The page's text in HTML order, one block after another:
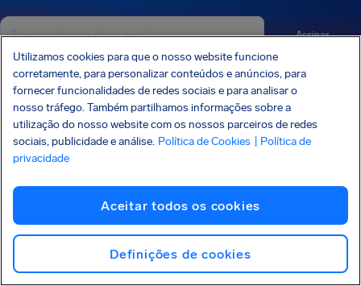
Assinar
Eu gostaria de receber e-mails da AirHelp e concordo com aDeclaração de
Privacidade.
A AirHelp é membro da Associação dos Defensores dos Direitos dos Passageiros
(Association of Passenger Rights Advocates - APRA), cuja missão é promover e
CONHEÇA SEUS DIREITOS
Utilizamos cookies para que o nosso website funcione
corretamente, para personalizar conteúdos e anúncios, para
fornecer funcionalidades de redes sociais e para analisar o
nosso tráfego. Também partilhamos informações sobre a
utilização do nosso website com os nossos parceiros de redes
sociais, publicidade e análise. Política de Cookies
| Política de
privacidade
Aceitar todos os cookies
Definições de cookies